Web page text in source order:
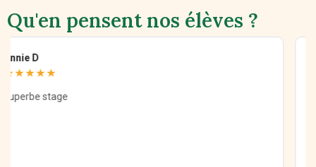
Qu'en pensent nos élèves ?
Stephanie E
★★★★★
Cette formation est géniale et très riche!